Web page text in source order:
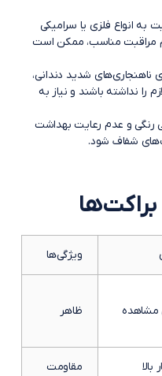
انواع فلزی یا سرامیکی
مراقبت مناسب، ممکن است
ناهنجاری‌های شدید دندانی،
را نداشته باشند و نیاز به
رنگی و عدم رعایت بهداشت
شفاف شود.
ویژگی‌ها
مشاهده ظاهر
بالا مقاومت